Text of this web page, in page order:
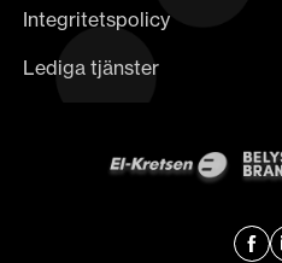
Integritetspolicy
Lediga tjänster